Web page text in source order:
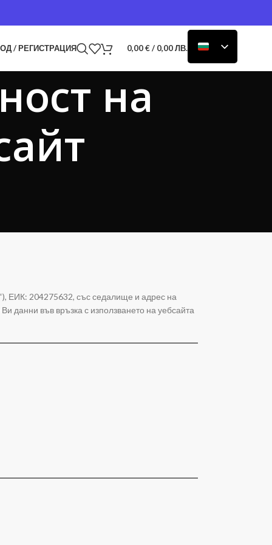
/ РЕГИСТРАЦИЯ 0,00€/ 0,00 ЛВ.
на
ЕИК: 204275632, със седалище и адрес на
данни във връзка с използването на уебсайта